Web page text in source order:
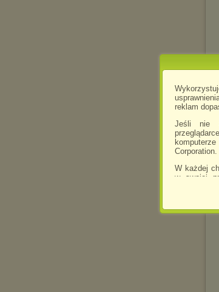
reklam
Jeśli nie
Corporation.
W każdej
w swojej
W
prosimy o